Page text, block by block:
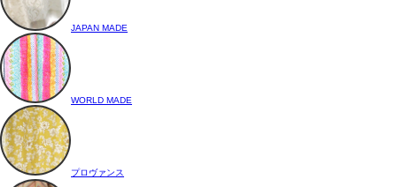
JAPAN MADE
WORLD MADE
プロヴァンス